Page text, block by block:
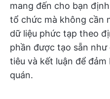
mang đến cho bạn
tổ chức mà không cần
dữ liệu phức tạp theo
phần được tạo sẵn
tiêu và kết luận để
quán.